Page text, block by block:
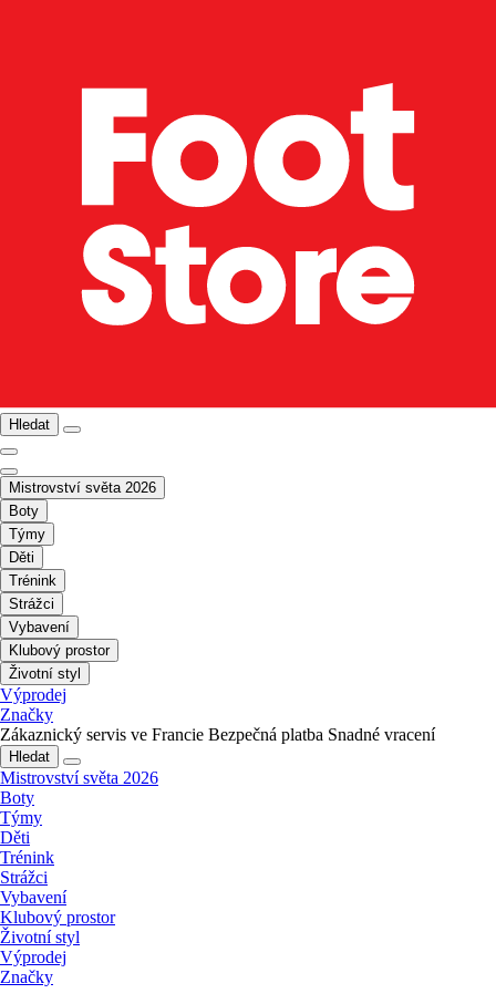
Hledat
Mistrovství světa 2026
Boty
Týmy
Děti
Trénink
Strážci
Vybavení
Klubový prostor
Životní styl
Výprodej
Značky
Zákaznický servis ve Francie Bezpečná platba Snadné vracení
Hledat
Mistrovství světa 2026
Boty
Týmy
Děti
Trénink
Strážci
Vybavení
Klubový prostor
Životní styl
Výprodej
Značky